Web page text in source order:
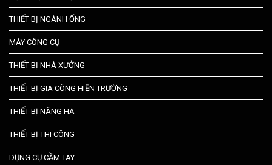
THIẾT BỊ NGÀNH ỐNG
MÁY CÔNG CỤ
THIẾT BỊ NHÀ XƯỞNG
THIẾT BỊ GIA CÔNG HIỆN TRƯỜNG
THIẾT BỊ NÂNG HẠ
THIẾT BỊ THI CÔNG
DỤNG CỤ CẦM TAY